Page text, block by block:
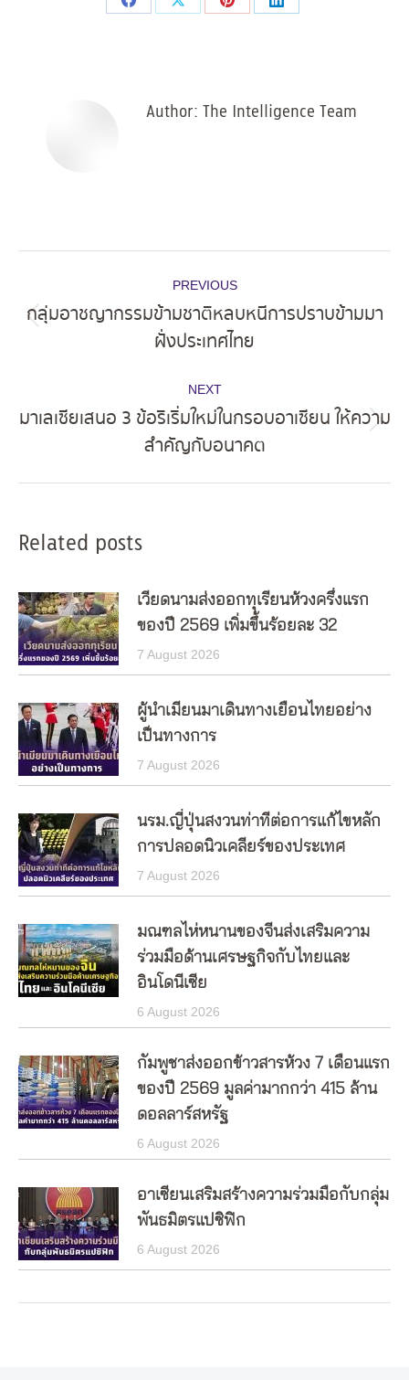
Share
Share
Share
Share
Author: The Intelligence Team
navigation
PREVIOUS
Previous
post:
กลุ่มอาชญากรรมข้ามชาติหลบหนีการปราบข้ามมา
ฝั่งประเทศไทย
NEXT
post:
มาเลเซียเสนอ 3 ข้อริเริ่มใหม่ในกรอบอาเซียน ให้ความ
สำคัญกับอนาคต
Related posts
เวียดนามส่งออกทุเรียนห้วงครึ่งแรก
ของปี 2569 เพิ่มขึ้นร้อยละ 32
7 August 2026
ผู้นำเมียนมาเดินทางเยือนไทยอย่าง
เป็นทางการ
7 August 2026
นรม.ญี่ปุ่นสงวนท่าทีต่อการแก้ไขหลัก
การปลอดนิวเคลียร์ของประเทศ
7 August 2026
มณฑลไห่หนานของจีนส่งเสริมความ
ร่วมมือด้านเศรษฐกิจกับไทยและ
อินโดนีเซีย
6 August 2026
กัมพูชาส่งออกข้าวสารห้วง 7 เดือนแรก
ของปี 2569 มูลค่ามากกว่า 415 ล้าน
ดอลลาร์สหรัฐ
6 August 2026
อาเซียนเสริมสร้างความร่วมมือกับกลุ่ม
พันธมิตรแปซิฟิก
6 August 2026